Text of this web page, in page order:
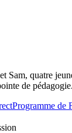
Sam, quatre
de pédagogie.
Programme de